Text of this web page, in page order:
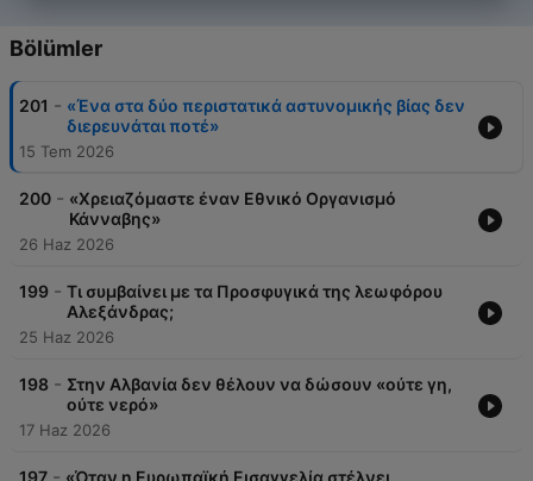
Bölümler
201 - «Ένα στα δύο περιστατικά αστυνομικής βίας δεν
διερευνάται ποτέ»
15 Tem 2026
200 - «Χρειαζόμαστε έναν Εθνικό Οργανισμό
Κάνναβης»
26 Haz 2026
199 - Τι συμβαίνει με τα Προσφυγικά της λεωφόρου
Αλεξάνδρας;
25 Haz 2026
198 - Στην Αλβανία δεν θέλουν να δώσουν «ούτε γη,
ούτε νερό»
17 Haz 2026